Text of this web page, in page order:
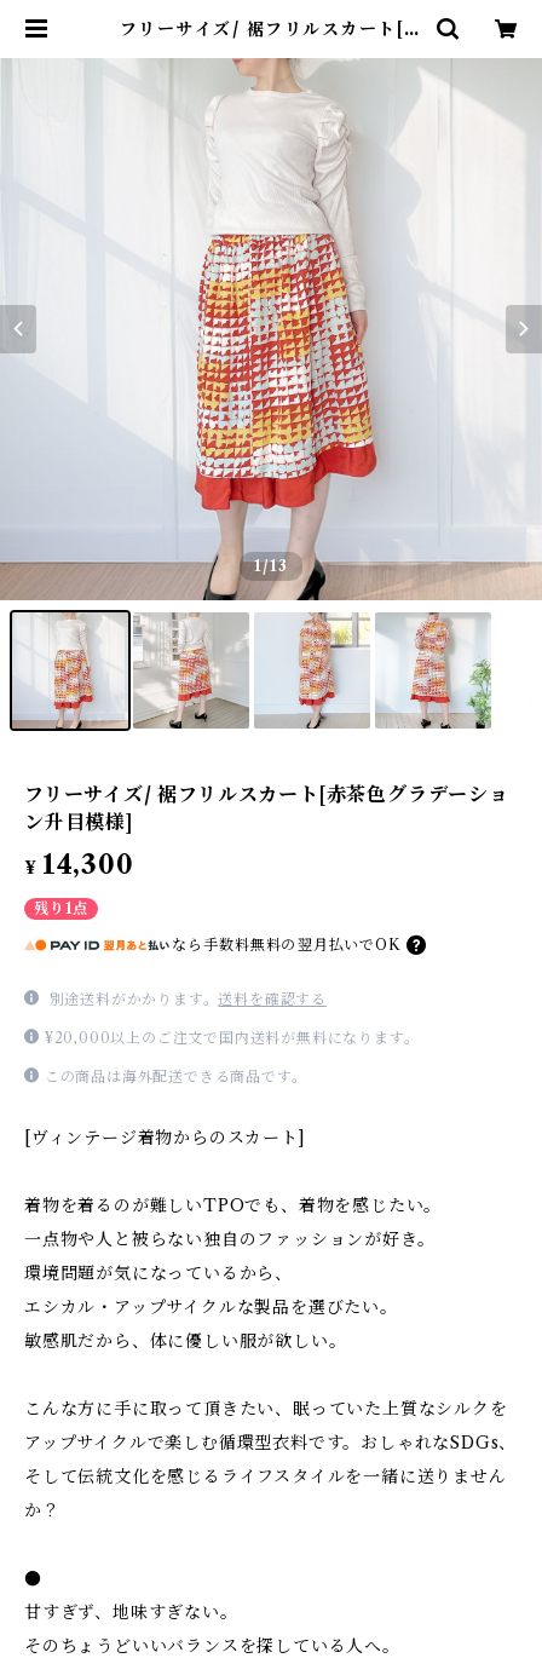
フリーサイズ/ 裾フリルスカート[赤
uha
1/13
フリーサイズ/ 裾フリルスカート[赤茶色グラデーショ
ン升目模様]
¥ 14,300
残り1点
なら 手数料無料の 翌月払いでOK
別途送料がかかります。送料を確認する
¥20,000以上のご注文で国内送料が無料になります。
この商品は海外配送できる商品です。
[ヴィンテージ着物からのスカート]
着物を着るのが難しいTPOでも、着物を感じたい。
一点物や人と被らない独自のファッションが好き。
環境問題が気になっているから、
エシカル・アップサイクルな製品を選びたい。
敏感肌だから、体に優しい服が欲しい。
こんな方に手に取って頂きたい、眠っていた上質なシルクを
アップサイクルで楽しむ循環型衣料です。おしゃれなSDGs、
そして伝統文化を感じるライフスタイルを一緒に送りません
か？
●
甘すぎず、地味すぎない。
そのちょうどいいバランスを探している人へ。